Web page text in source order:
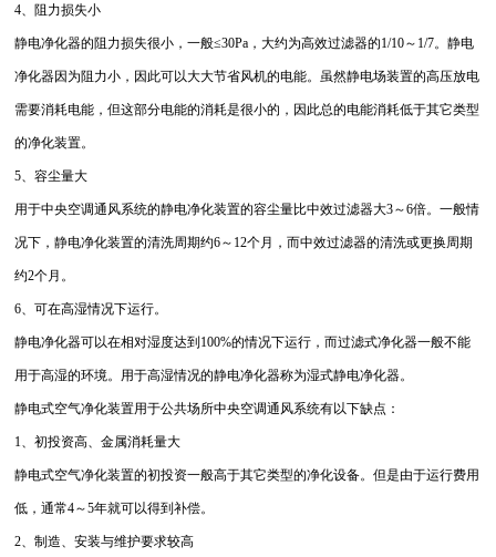
4、阻力损失小
静电净化器的阻力损失很小，一般≤30Pa，大约为高效过滤器的1/10～1/7。静电
净化器因为阻力小，因此可以大大节省风机的电能。虽然静电场装置的高压放电
需要消耗电能，但这部分电能的消耗是很小的，因此总的电能消耗低于其它类型
的净化装置。
5、容尘量大
用于中央空调通风系统的静电净化装置的容尘量比中效过滤器大3～6倍。一般情
况下，静电净化装置的清洗周期约6～12个月，而中效过滤器的清洗或更换周期
约2个月。
6、可在高湿情况下运行。
静电净化器可以在相对湿度达到100%的情况下运行，而过滤式净化器一般不能
用于高湿的环境。用于高湿情况的静电净化器称为湿式静电净化器。
静电式空气净化装置用于公共场所中央空调通风系统有以下缺点：
1、初投资高、金属消耗量大
静电式空气净化装置的初投资一般高于其它类型的净化设备。但是由于运行费用
低，通常4～5年就可以得到补偿。
2、制造、安装与维护要求较高